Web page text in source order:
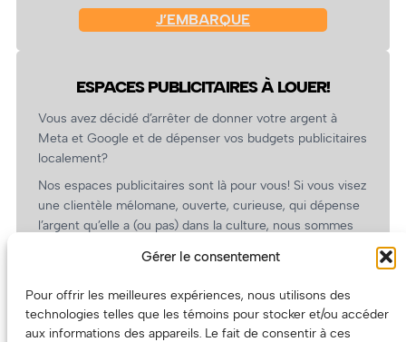
Gérer le consentement
Pour offrir les meilleures expériences, nous utilisons des
technologies telles que les témoins pour stocker et/ou accéder
aux informations des appareils. Le fait de consentir à ces
J’EMBARQUE
ESPACES PUBLICITAIRES À LOUER!
Vous avez décidé d’arrêter de donner votre argent à
Meta et Google et de dépenser vos budgets publicitaires
localement?
Nos espaces publicitaires sont là pour vous! Si vous visez
une clientèle mélomane, ouverte, curieuse, qui dépense
l’argent qu’elle a (ou pas) dans la culture, nous sommes
revient.
(Oui, on va avoir des tarifs spéciaux pour vous, les